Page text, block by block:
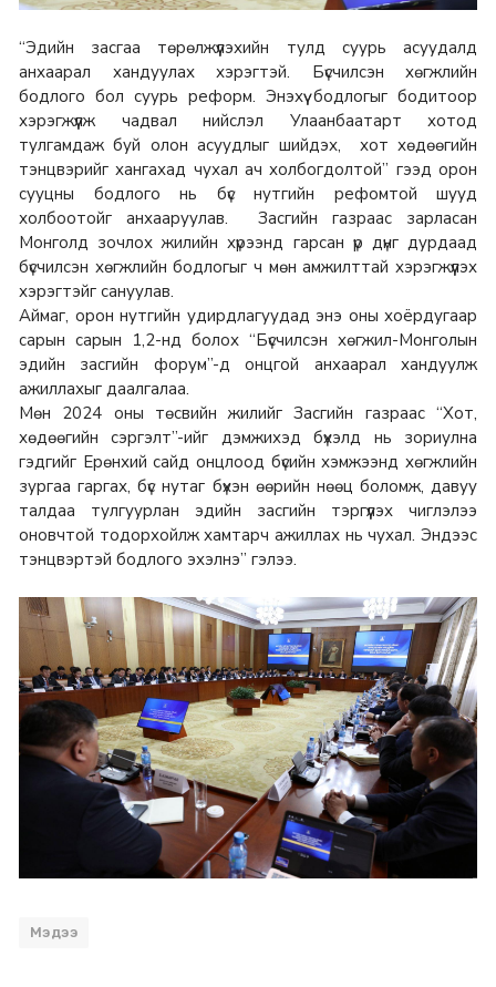
“Эдийн засгаа төрөлжүүлэхийн тулд суурь асуудалд
анхаарал хандуулах хэрэгтэй. Бүсчилсэн хөгжлийн
бодлого бол суурь реформ. Энэхүү бодлогыг бодитоор
хэрэгжүүлж чадвал нийслэл Улаанбаатарт хотод
тулгамдаж буй олон асуудлыг шийдэх, хот хөдөөгийн
тэнцвэрийг хангахад чухал ач холбогдолтой” гээд орон
сууцны бодлого нь бүс нутгийн рефомтой шууд
холбоотойг анхааруулав. Засгийн газраас зарласан
Монголд зочлох жилийн хүрээнд гарсан үр дүнг дурдаад
бүсчилсэн хөгжлийн бодлогыг ч мөн амжилттай хэрэгжүүлэх
хэрэгтэйг сануулав.
Аймаг, орон нутгийн удирдлагуудад энэ оны хоёрдугаар
сарын сарын 1,2-нд болох “Бүсчилсэн хөгжил-Монголын
эдийн засгийн форум”-д онцгой анхаарал хандуулж
ажиллахыг даалгалаа.
Мөн 2024 оны төсвийн жилийг Засгийн газраас “Хот,
хөдөөгийн сэргэлт”-ийг дэмжихэд бүхэлд нь зориулна
гэдгийг Ерөнхий сайд онцлоод бүсийн хэмжээнд хөгжлийн
зургаа гаргах, бүс нутаг бүхэн өөрийн нөөц боломж, давуу
талдаа тулгуурлан эдийн засгийн тэргүүлэх чиглэлээ
оновчтой тодорхойлж хамтарч ажиллах нь чухал. Эндээс
тэнцвэртэй бодлого эхэлнэ” гэлээ.
Мэдээ